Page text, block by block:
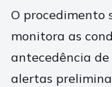
O procedimento
monitora as
antecedência
alertas